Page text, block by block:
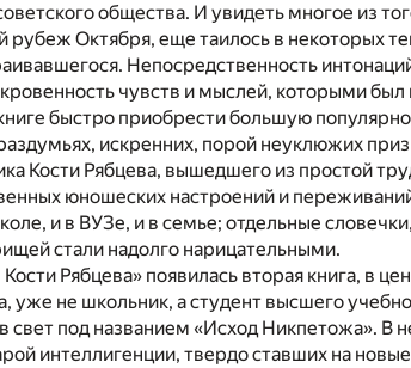
общества. И увидеть многое из
рубеж Октября, еще таилось в некоторых
Непосредственность
чувств и мыслей, которыми был
быстро приобрести большую
искренних, порой неуклюжих
Кости Рябцева, вышедшего из простой
юношеских настроений и
и в ВУЗе, и в семье; отдельные
стали надолго нарицательными.
Рябцева» появилась вторая книга, в
уже не школьник, а студент высшего
свет под названием «Исход Никпетожа». В
интеллигенции, твердо ставших на